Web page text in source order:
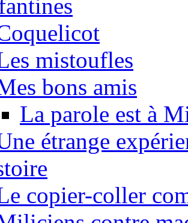
mistoufles
bons amis
La parole est à
étrange
copier-coller